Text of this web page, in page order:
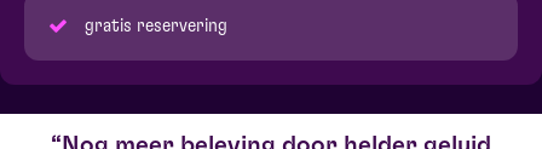
gratis reservering